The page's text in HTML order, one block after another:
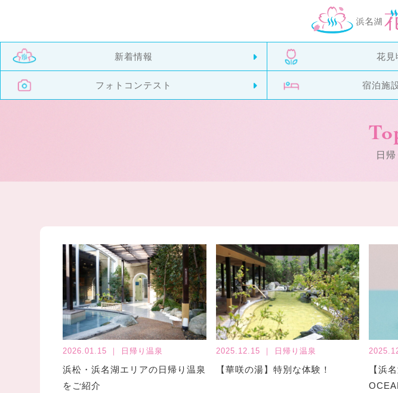
新着情報 花見
フォトコンテスト 宿泊施
日
2026.01.15 ｜ 日帰り温泉
浜松・浜名湖エリアの日帰り温泉
をご紹介
2025.12.15 ｜ 日帰り温泉
【華咲の湯】特別な体験！
【浜